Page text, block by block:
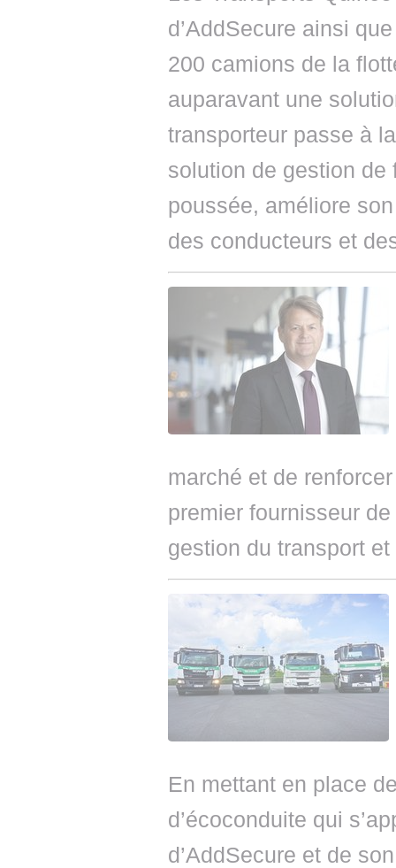
d’AddSecure ainsi
200 camions de la
auparavant une
transporteur passe à
solution de gestion
poussée, améliore
des conducteurs et
marché et de
premier fournisseur
gestion du transport
En mettant en place
d’écoconduite qui
d’AddSecure et de